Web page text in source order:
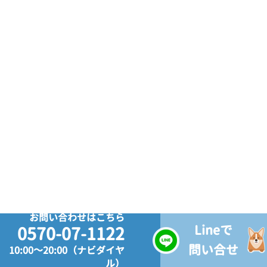
お問い合わせはこちら
0570-07-1122
10:00～20:00（ナビダイヤ
ル）
Lineで
問い合せ